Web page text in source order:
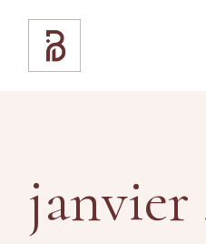
content
janvier